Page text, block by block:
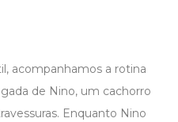
acompanhamos a rotina
de Nino, um cachorro
Enquanto Nino